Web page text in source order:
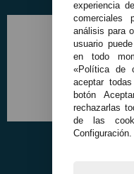
experiencia
comerciales
análisis para
usuario
en todo
«Política de
aceptar
botón
rechazarlas
de las
Configuración.